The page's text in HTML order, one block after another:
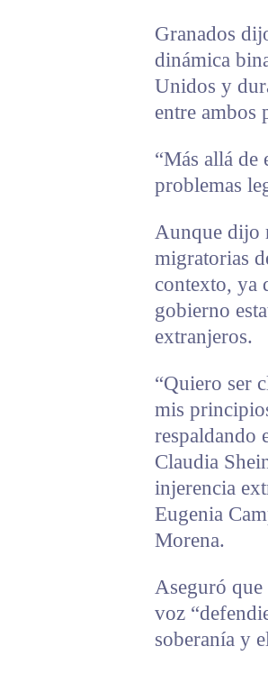
Granados
dinámica
Unidos y
entre ambos
“Más allá de
problemas
Aunque dijo
migratorias
contexto, ya
gobierno
extranjeros.
“Quiero ser
mis
respaldando
Claudia
injerencia
Eugenia
Morena.
Aseguró que
voz
soberanía y